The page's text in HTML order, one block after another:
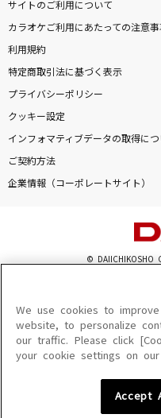
サイトのご利用について
カラオケご利用にあたっての注意事
利用規約
特定商取引法に基づく表示
プライバシーポリシー
クッキー設定
インフォマティブデータの取得につ
ご契約方法
企業情報（コーポレートサイト）
© DAIICHIKOSHO
このサイトに掲載されている一切の
を問わず、著作権法の定める範囲を
を禁じます。
楽曲及びコンテンツは、機種により
楽曲及びコンテンツの配信日、配信内
We use cookies to
website, to personalize
our traffic. Please click
your cookie settings on
Accept